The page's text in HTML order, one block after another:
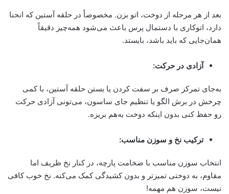
بعد از هر مرحله از دوخت، اتو بزن. مخصوصاً در حلقه آستین که انحنا
دارد، اتوکاری با دستمال پرس باعث می‌شود همه‌چیز دقیقاً
همان‌جایی که باید باشد، بایستد.
آزادی در حرکت:
به‌جای تمرکز صرف بر سفت کردن یا بستن حلقه آستین، با کمی
چرخش در برش الگو یا تنظیم جای ساسون، می‌تونی آزادی حرکت
رو حفظ کنی بدون اینکه دوخت به‌هم بریزه.
ترکیب نخ و سوزن مناسب:
انتخاب سوزن مناسب با ضخامت پارچه، در کنار نخ ظریف اما
مقاوم، به دوختی تمیزتر و بدون کشیدگی کمک می‌کنه. نخ خوب کافی
نیست، سوزن هم مهمه!